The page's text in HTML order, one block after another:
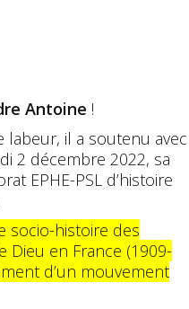
Antoine !
labeur, il a soutenu avec
2 décembre 2022, sa
EPHE-PSL d’histoire
socio-histoire des
Dieu en France (1909-
d’un mouvement